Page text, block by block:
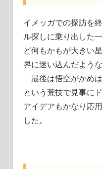
イメッガでの探訪を
ル探しに乗り出した
ど何もかもが大きい
界に迷い込んだよう
最後は悟空がかめ
という荒技で見事に
アイデアもかなり応
した。